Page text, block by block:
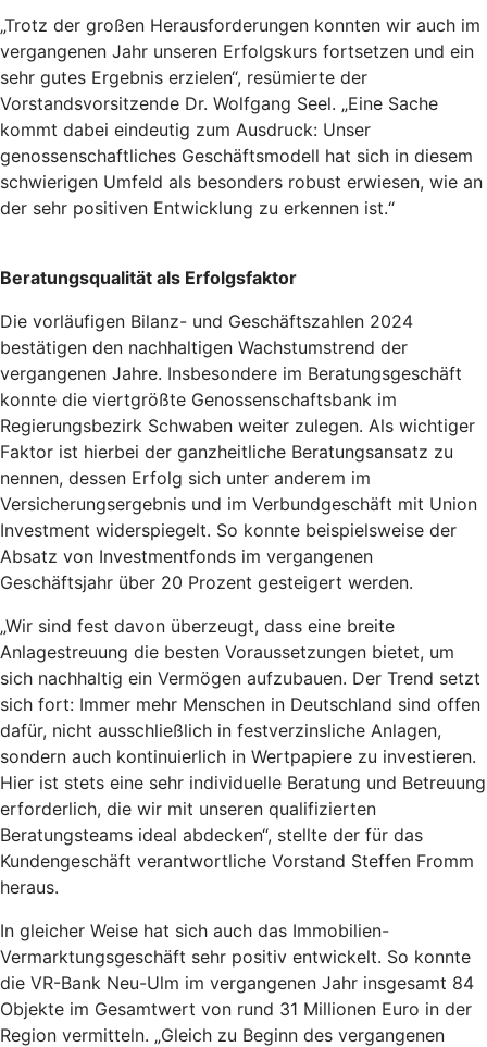
„Trotz der großen Herausforderungen konnten wir auch im
vergangenen Jahr unseren Erfolgskurs fortsetzen und ein
sehr gutes Ergebnis erzielen“, resümierte der
Vorstandsvorsitzende Dr. Wolfgang Seel. „Eine Sache
kommt dabei eindeutig zum Ausdruck: Unser
genossenschaftliches Geschäftsmodell hat sich in diesem
schwierigen Umfeld als besonders robust erwiesen, wie an
der sehr positiven Entwicklung zu erkennen ist.“
Beratungsqualität als Erfolgsfaktor
Die vorläufigen Bilanz- und Geschäftszahlen 2024
bestätigen den nachhaltigen Wachstumstrend der
vergangenen Jahre. Insbesondere im Beratungsgeschäft
konnte die viertgrößte Genossenschaftsbank im
Regierungsbezirk Schwaben weiter zulegen. Als wichtiger
Faktor ist hierbei der ganzheitliche Beratungsansatz zu
nennen, dessen Erfolg sich unter anderem im
Versicherungsergebnis und im Verbundgeschäft mit Union
Investment widerspiegelt. So konnte beispielsweise der
Absatz von Investmentfonds im vergangenen
Geschäftsjahr über 20 Prozent gesteigert werden.
„Wir sind fest davon überzeugt, dass eine breite
Anlagestreuung die besten Voraussetzungen bietet, um
sich nachhaltig ein Vermögen aufzubauen. Der Trend setzt
sich fort: Immer mehr Menschen in Deutschland sind offen
dafür, nicht ausschließlich in festverzinsliche Anlagen,
sondern auch kontinuierlich in Wertpapiere zu investieren.
Hier ist stets eine sehr individuelle Beratung und Betreuung
erforderlich, die wir mit unseren qualifizierten
Beratungsteams ideal abdecken“, stellte der für das
Kundengeschäft verantwortliche Vorstand Steffen Fromm
heraus.
In gleicher Weise hat sich auch das Immobilien-
Vermarktungsgeschäft sehr positiv entwickelt. So konnte
die VR-Bank Neu-Ulm im vergangenen Jahr insgesamt 84
Objekte im Gesamtwert von rund 31 Millionen Euro in der
Region vermitteln. „Gleich zu Beginn des vergangenen